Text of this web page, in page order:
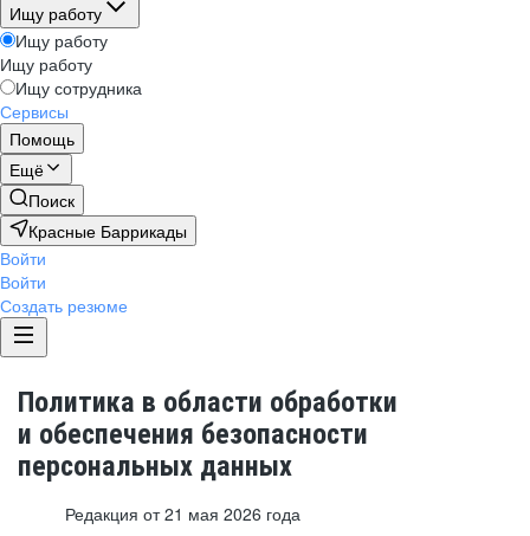
Ищу работу
Ищу работу
Ищу работу
Ищу сотрудника
Сервисы
Помощь
Ещё
Поиск
Красные Баррикады
Войти
Войти
Создать резюме
Политика в области обработки
и обеспечения безопасности
персональных данных
Редакция от 21 мая 2026 года